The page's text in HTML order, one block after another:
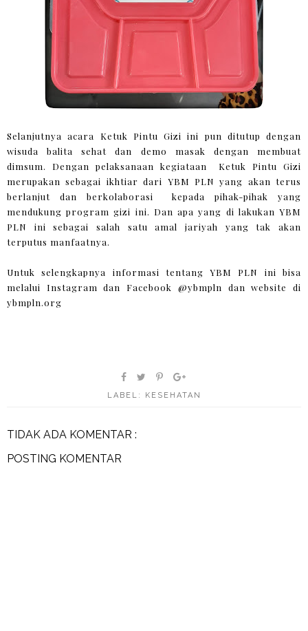
Selanjutnya acara Ketuk Pintu Gizi ini pun ditutup dengan
wisuda balita sehat dan demo masak dengan membuat
dimsum. Dengan pelaksanaan kegiataan Ketuk Pintu Gizi
merupakan sebagai ikhtiar dari YBM PLN yang akan terus
berlanjut dan berkolaborasi kepada pihak-pihak yang
mendukung program gizi ini. Dan apa yang di lakukan YBM
PLN ini sebagai salah satu amal jariyah yang tak akan
terputus manfaatnya.
Untuk selengkapnya informasi tentang YBM PLN ini bisa
melalui Instagram dan Facebook @ybmpln dan website di
ybmpln.org
LABEL: KESEHATAN
TIDAK ADA KOMENTAR :
POSTING KOMENTAR